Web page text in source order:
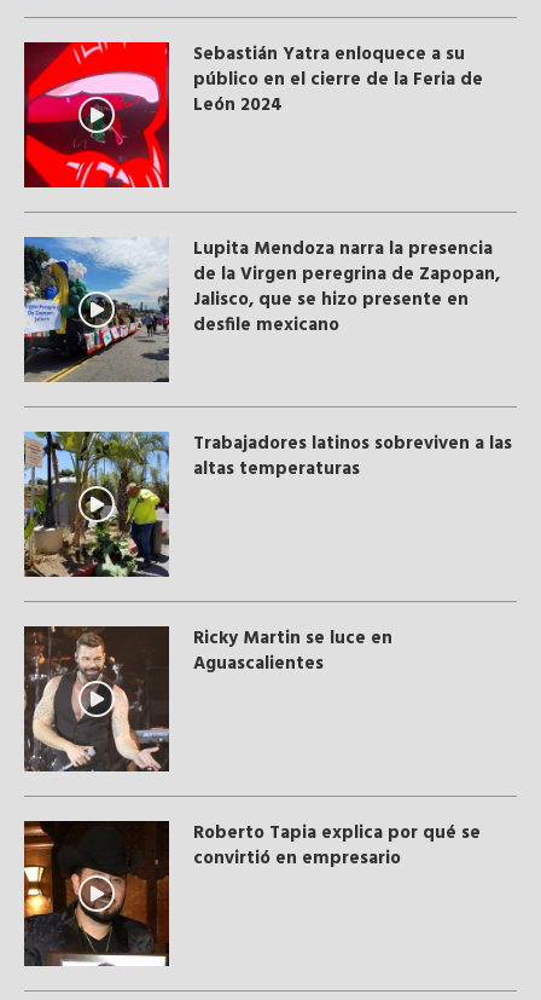
Sebastián Yatra enloquece a su
público en el cierre de la Feria de
León 2024
Lupita Mendoza narra la presencia
de la Virgen peregrina de Zapopan,
Jalisco, que se hizo presente en
desfile mexicano
Trabajadores latinos sobreviven a las
altas temperaturas
Ricky Martin se luce en
Aguascalientes
Roberto Tapia explica por qué se
convirtió en empresario